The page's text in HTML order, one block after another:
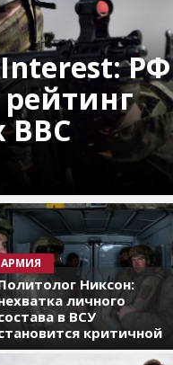
РФ
рейтинг
ВВС
АРМИЯ
Никсон:
личного
в ВСУ
критичной